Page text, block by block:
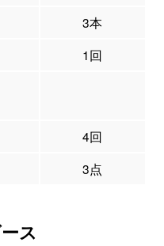
3本
1回
4回
3点
ス